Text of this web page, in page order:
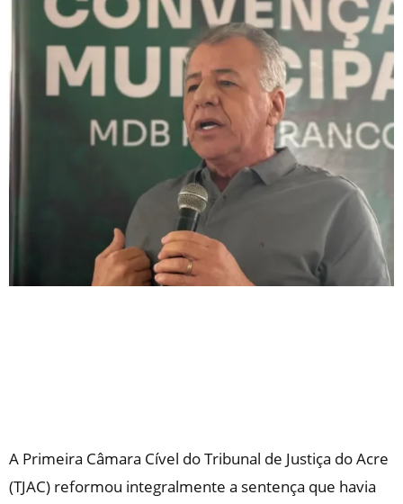
A Primeira Câmara Cível do Tribunal de Justiça do Acre
(TJAC) reformou integralmente a sentença que havia